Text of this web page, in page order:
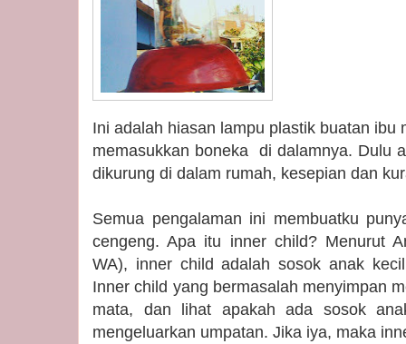
Ini adalah hiasan lampu plastik buatan ibu
memasukkan boneka di dalamnya. Dulu
dikurung di dalam rumah, kesepian dan
Semua pengalaman ini membuatku
cengeng. Apa itu inner child? Menurut
WA), inner child adalah sosok anak
Inner child yang bermasalah menyimpan
mata, dan lihat apakah ada sosok
mengeluarkan umpatan. Jika iya, maka